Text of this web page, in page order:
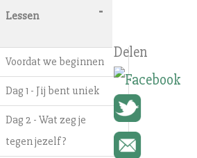
Lessen -
Voordat we beginnen
Dag 1 - Jij bent uniek
Dag 2 - Wat zeg je
tegen jezelf?